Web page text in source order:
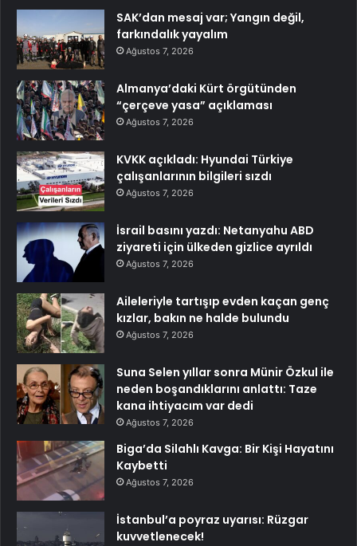
SAK’dan mesaj var; Yangın değil,
farkındalık yayalım
Ağustos 7, 2026
Almanya’daki Kürt örgütünden
“çerçeve yasa” açıklaması
Ağustos 7, 2026
KVKK açıkladı: Hyundai Türkiye
çalışanlarının bilgileri sızdı
Ağustos 7, 2026
İsrail basını yazdı: Netanyahu ABD
ziyareti için ülkeden gizlice ayrıldı
Ağustos 7, 2026
Aileleriyle tartışıp evden kaçan genç
kızlar, bakın ne halde bulundu
Ağustos 7, 2026
Suna Selen yıllar sonra Münir Özkul ile
neden boşandıklarını anlattı: Taze
kana ihtiyacım var dedi
Ağustos 7, 2026
Biga’da Silahlı Kavga: Bir Kişi Hayatını
Kaybetti
Ağustos 7, 2026
İstanbul’a poyraz uyarısı: Rüzgar
kuvvetlenecek!